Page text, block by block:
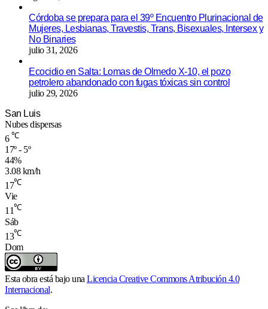
Córdoba se prepara para el 39º Encuentro Plurinacional de
Mujeres, Lesbianas, Travestis, Trans, Bisexuales, Intersex y
No Binaries
julio 31, 2026
Ecocidio en Salta: Lomas de Olmedo X-10, el pozo
petrolero abandonado con fugas tóxicas sin control
julio 29, 2026
San Luis
Nubes dispersas
6 ℃
17º - 5º
44%
3.08 km/h
17℃
Vie
11℃
Sáb
13℃
Dom
Esta obra está bajo una Licencia Creative Commons Atribución 4.0
Internacional.